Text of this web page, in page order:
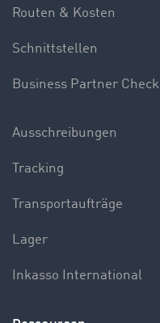
Routen & Kosten
Schnittstellen
Business Partner Check
Ausschreibungen
Tracking
Transportaufträge
Lager
Inkasso International